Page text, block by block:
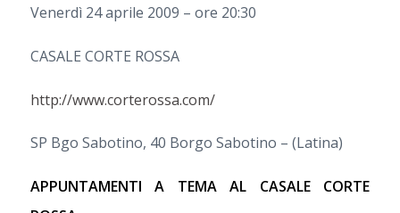
Venerdì 24 aprile 2009 – ore 20:30
CASALE CORTE ROSSA
http://www.corterossa.com/
SP Bgo Sabotino, 40 Borgo Sabotino – (Latina)
APPUNTAMENTI A TEMA AL CASALE CORTE